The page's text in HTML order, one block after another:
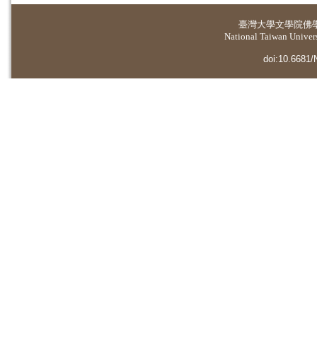
臺灣大學文學院佛
National Taiwan
doi:10.6681/